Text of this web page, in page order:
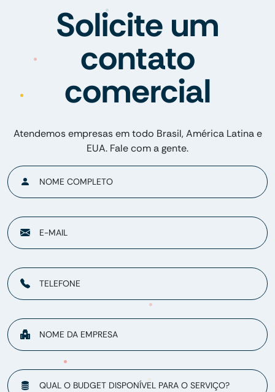
Solicite um
contato
comercial
Atendemos empresas em todo Brasil, América Latina e
EUA. Fale com a gente.
NOME COMPLETO
E-MAIL
TELEFONE
NOME DA EMPRESA
QUAL O BUDGET DISPONÍVEL PARA O SERVIÇO?